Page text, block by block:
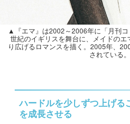
▲『エマ』は2002～2006年に「月刊
世紀のイギリスを舞台に、メイドの
り広げるロマンスを描く。2005年、
されている。
ハードルを少しずつ上げる
を成長させる